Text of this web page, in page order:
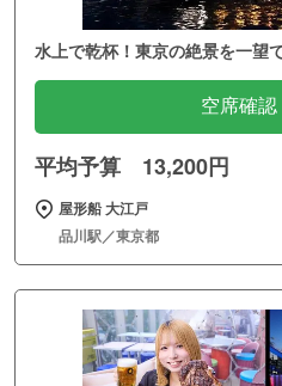
水上で乾杯！東京の絶景を一望
空席確認
平均予算 13,200円
屋形船 大江戸
品川駅／東京都